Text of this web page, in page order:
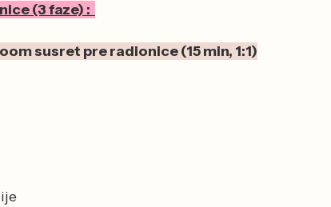
(3 faze) :
susret pre radionice (15 min, 1:1)